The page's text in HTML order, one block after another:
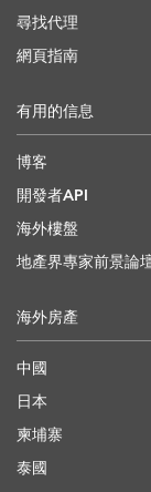
尋找代理
網頁指南
有用的信息
博客
開發者API
海外樓盤
地產界專家前景論
海外房產
中國
日本
柬埔寨
泰國